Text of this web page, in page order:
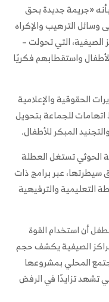
«جريمة جديدة بحق
وسائل الترهيب والإكراه
الصيفية، التي تحولت –
واستقطابهم فكريًا
الحقوقية والإعلامية
للجماعة بتحويل
المبكر للأطفال.
الحوثي تستغل العطلة
سيطرتها، عبر برامج ذات
التعليمية والترفيهية
أن استخدام القوة
الصيفية يكشف حجم
المحلي بمشروعها
تشهد تزايدًا في الرفض